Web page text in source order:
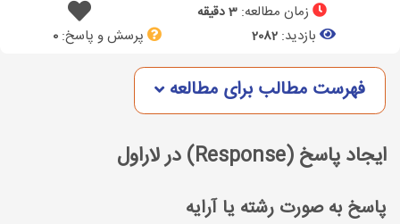
زمان مطالعه: 3 دقیقه
بازدید:2082 پرسش و پاسخ:0
فهرست مطالب برای مطالعه
ایجاد پاسخ (Response) در لاراول
پاسخ به صورت رشته یا آرایه